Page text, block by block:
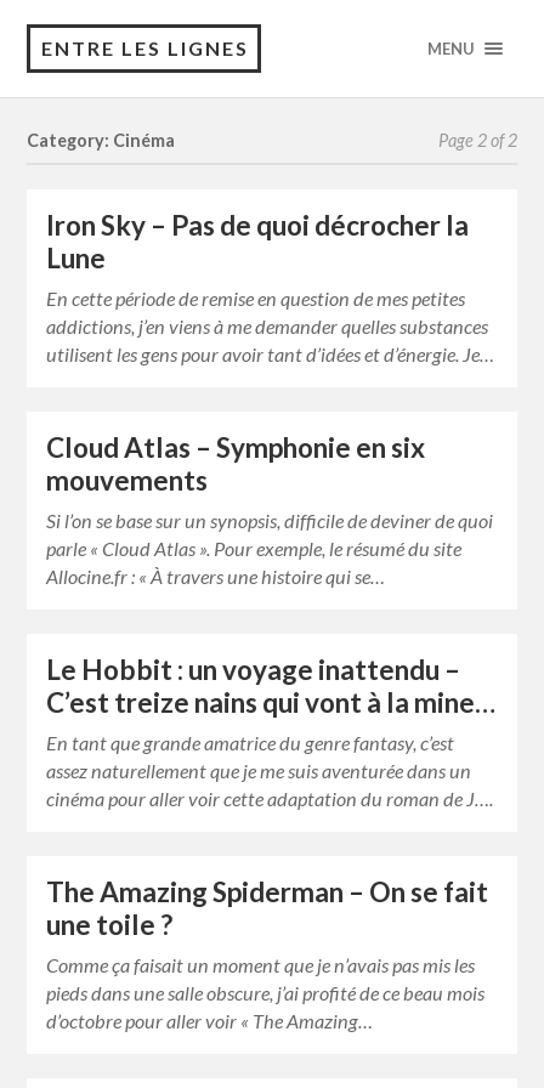
ENTRE LES LIGNES MENU
Category: Cinéma Page 2 of 2
Iron Sky – Pas de quoi décrocher la
Lune
En cette période de remise en question de mes petites
addictions, j’en viens à me demander quelles substances
utilisent les gens pour avoir tant d’idées et d’énergie. Je…
Cloud Atlas – Symphonie en six
mouvements
Si l’on se base sur un synopsis, difficile de deviner de quoi
parle « Cloud Atlas ». Pour exemple, le résumé du site
Allocine.fr : « À travers une histoire qui se…
Le Hobbit : un voyage inattendu –
C’est treize nains qui vont à la mine…
En tant que grande amatrice du genre fantasy, c’est
assez naturellement que je me suis aventurée dans un
cinéma pour aller voir cette adaptation du roman de J….
The Amazing Spiderman – On se fait
une toile ?
Comme ça faisait un moment que je n’avais pas mis les
pieds dans une salle obscure, j’ai profité de ce beau mois
d’octobre pour aller voir « The Amazing…